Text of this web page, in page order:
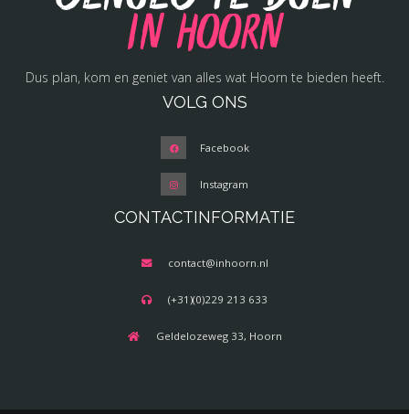
in Hoorn
Dus plan, kom en geniet van alles wat Hoorn te bieden heeft.
VOLG ONS
Facebook
Instagram
CONTACTINFORMATIE
contact@inhoorn.nl
(+31)(0)229 213 633
Geldelozeweg 33, Hoorn